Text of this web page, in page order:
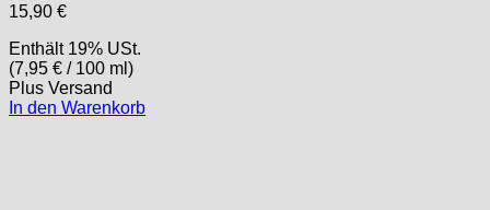
15,90 €
Enthält 19% USt.
(7,95 € / 100 ml)
Plus Versand
In den Warenkorb